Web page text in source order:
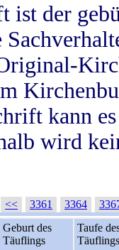
ist der
kann
wird
<< 3361 3364
Geburt des
Täuflings
Taufe
Täuflings